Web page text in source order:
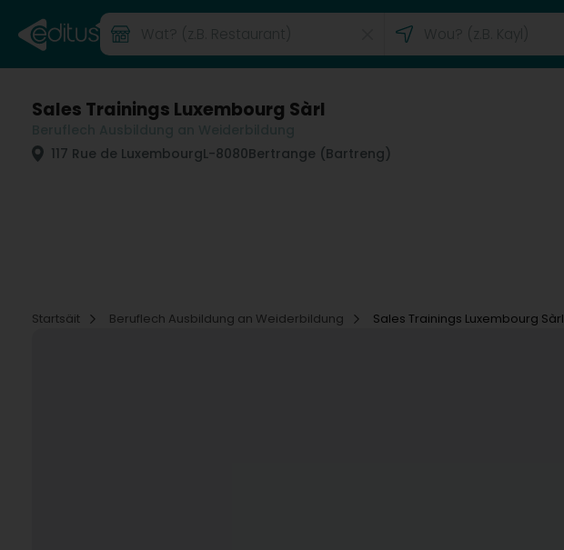
Sales Trainings Luxembourg Sàrl
117 Rue de LuxembourgL-8080Bertrange (Bartreng)
Startsäit
Beruflech Ausbildung an Weiderbildung Sales Trainings Luxembourg Sàrl